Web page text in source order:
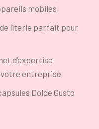
mobiles
de literie parfait pour
d’expertise
entreprise
Dolce Gusto